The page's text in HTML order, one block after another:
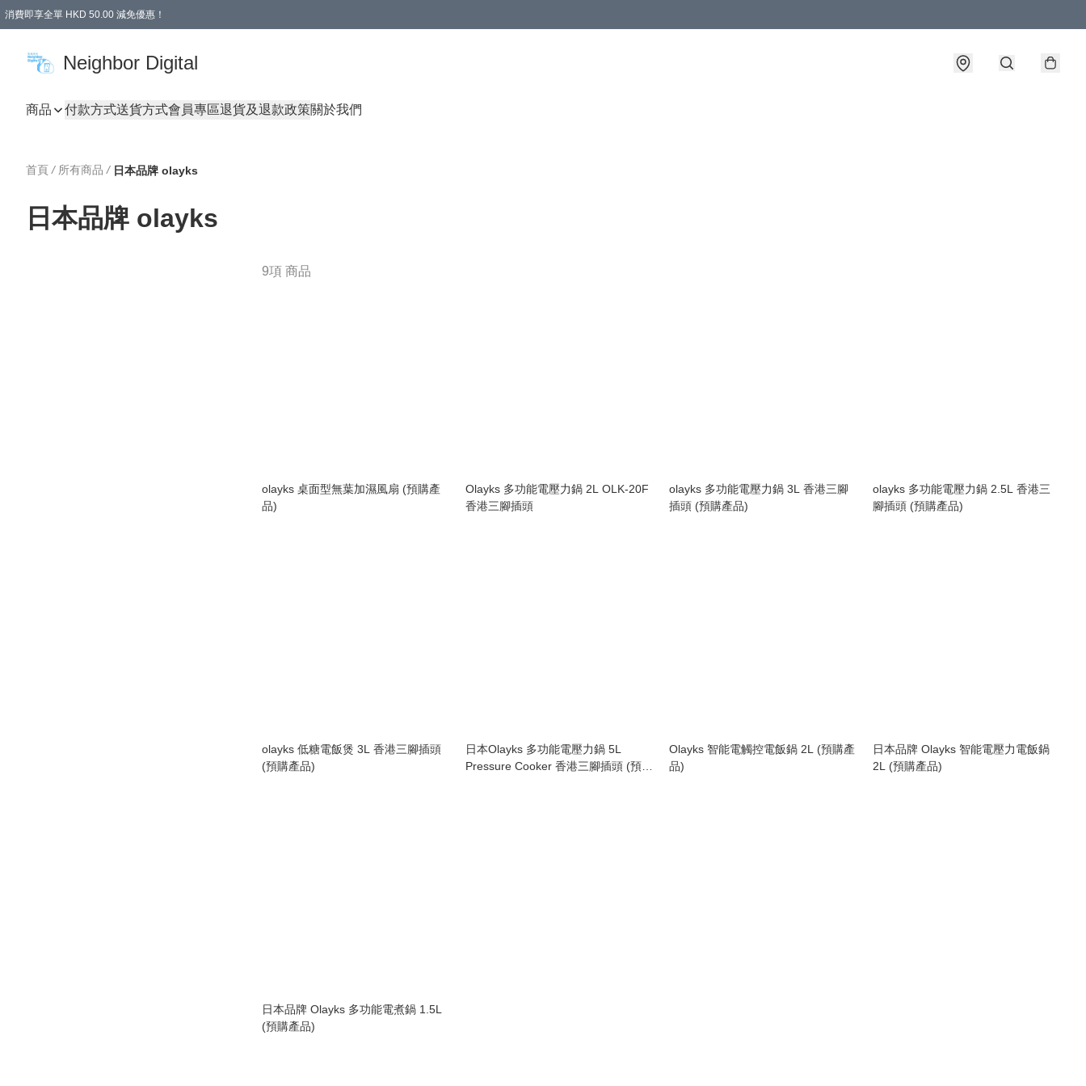
消費即享全單 HKD 50.00 減免優惠！
Neighbor Digital
商品 付款方式送貨方式會員專區退貨及退款政策關於我們
首頁 / 所有商品 / 日本品牌 olayks
日本品牌 olayks
9項 商品
olayks 桌面型無葉加濕風扇 (預購產
品)
Olayks 多功能電壓力鍋 2L OLK-20F
香港三腳插頭
olayks 多功能電壓力鍋 3L 香港三腳
插頭 (預購產品)
olayks 多功能電壓力鍋 2.5L 香港三
腳插頭 (預購產品)
olayks 低糖電飯煲 3L 香港三腳插頭
(預購產品)
日本Olayks 多功能電壓力鍋 5L
Pressure Cooker 香港三腳插頭 (預購
Olayks 智能電觸控電飯鍋 2L (預購產
品)
日本品牌 Olayks 智能電壓力電飯鍋
2L (預購產品)
日本品牌 Olayks 多功能電煮鍋 1.5L
(預購產品)